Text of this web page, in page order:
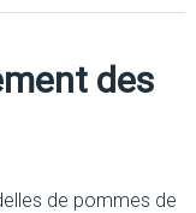
des
de pommes de